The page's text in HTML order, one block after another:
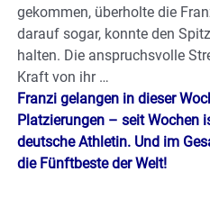
gekommen, überholte die
darauf sogar, konnte den
halten. Die anspruchsvolle
Kraft von ihr …
Franzi gelangen in dieser
Platzierungen – seit Wochen
deutsche Athletin. Und im
die Fünftbeste der Welt!